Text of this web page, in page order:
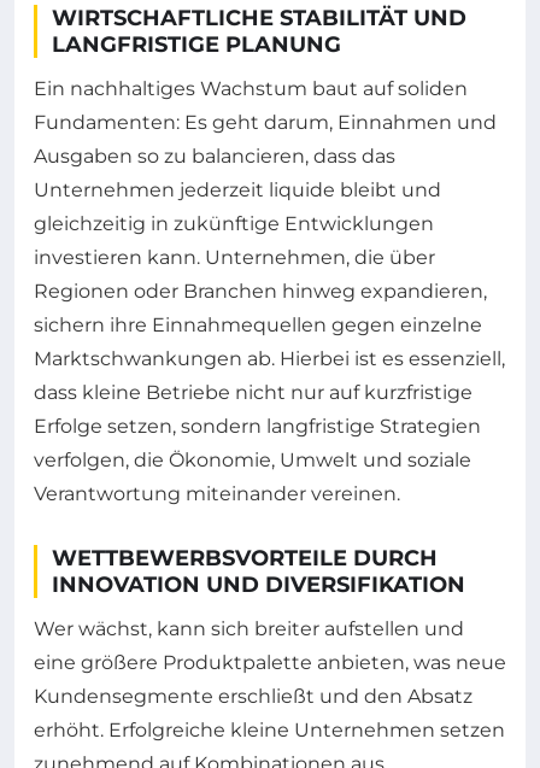
WIRTSCHAFTLICHE STABILITÄT UND
LANGFRISTIGE PLANUNG
Ein nachhaltiges Wachstum baut auf soliden
Fundamenten: Es geht darum, Einnahmen und
Ausgaben so zu balancieren, dass das
Unternehmen jederzeit liquide bleibt und
gleichzeitig in zukünftige Entwicklungen
investieren kann. Unternehmen, die über
Regionen oder Branchen hinweg expandieren,
sichern ihre Einnahmequellen gegen einzelne
Marktschwankungen ab. Hierbei ist es essenziell,
dass kleine Betriebe nicht nur auf kurzfristige
Erfolge setzen, sondern langfristige Strategien
verfolgen, die Ökonomie, Umwelt und soziale
Verantwortung miteinander vereinen.
WETTBEWERBSVORTEILE DURCH
INNOVATION UND DIVERSIFIKATION
Wer wächst, kann sich breiter aufstellen und
eine größere Produktpalette anbieten, was neue
Kundensegmente erschließt und den Absatz
erhöht. Erfolgreiche kleine Unternehmen setzen